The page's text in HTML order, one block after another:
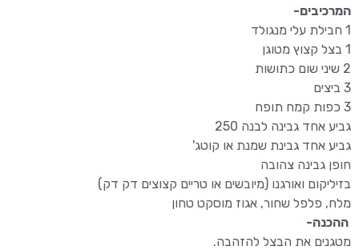
המרכיבים-
1 חבילת עלי מנגולד
1 בצל קצוץ מטוגן
2 שיני שום כתושות
3 ביצים
3 כפות קמח תופח
גביע אחד גבינה לבנה 250
גביע אחד גבינת שמנת או קוטג'
חופן גבינה צהובה
בזיליקום ואורגנו (מיובשים או טריים קצוצים דק דק)
מלח, פלפל שחור, אגוז מוסקט טחון
ההכנה-
מטגנים את הבצל להזהבה.